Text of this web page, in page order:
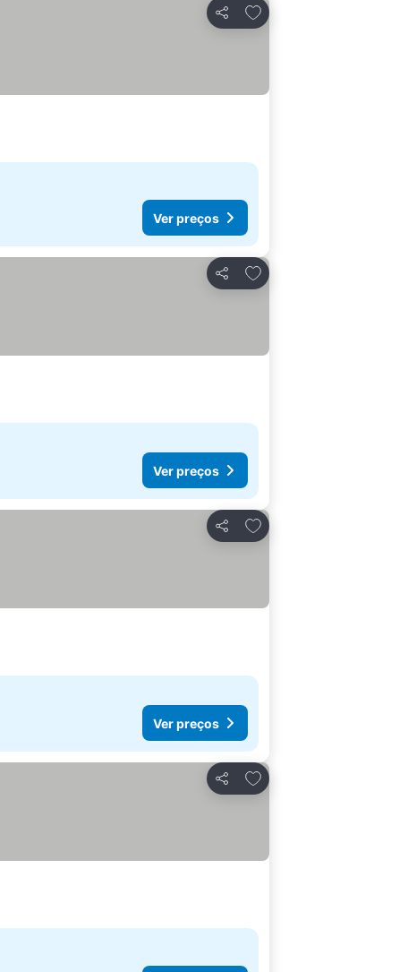
Partilhar
Adicionar aos favoritos
Ver preços
Partilhar
Adicionar aos favoritos
Ver preços
Partilhar
Adicionar aos favoritos
Ver preços
Partilhar
Adicionar aos favoritos